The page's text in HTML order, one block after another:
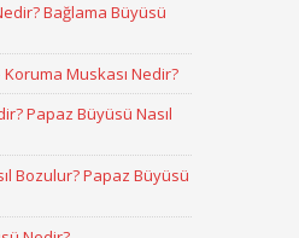
Bağlama Büyüsü
Muskası Nedir?
Papaz Büyüsü Nasıl
Bozulur? Papaz Büyüsü